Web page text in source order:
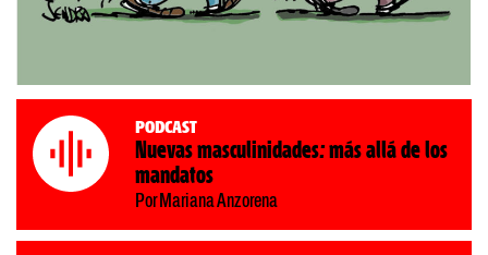
Podcast
Nuevas masculinidades: más allá de los
mandatos
Por Mariana Anzorena